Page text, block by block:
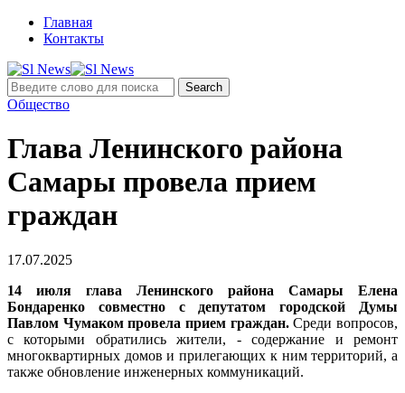
Главная
Контакты
Общество
Глава Ленинского района
Самары провела прием
граждан
17.07.2025
14 июля глава Ленинского района Самары Елена
Бондаренко совместно с депутатом городской Думы
Павлом Чумаком провела прием граждан.Среди вопросов,
с которыми обратились жители, - содержание и ремонт
многоквартирных домов и прилегающих к ним территорий, а
также обновление инженерных коммуникаций.